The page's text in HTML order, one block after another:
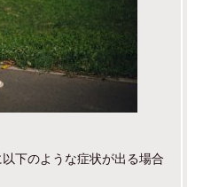
下のような症状が出る場合